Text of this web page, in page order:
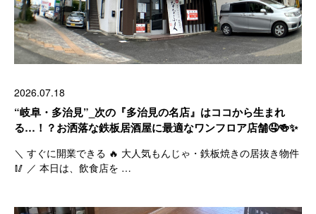
2026.07.18
“岐阜・多治見”_次の『多治見の名店』はココから生まれ
る…！？お洒落な鉄板居酒屋に最適なワンフロア店舗🤤🍻✨
＼ すぐに開業できる 🔥 大人気もんじゃ・鉄板焼きの居抜き物件
🥢 ／ 本日は、飲食店を …